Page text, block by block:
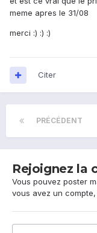
meme apres le 31/08
merci :) :) :)
Citer
PRÉCÉDENT
Rejoignez la
Vous pouvez poster
vous avez un compte,